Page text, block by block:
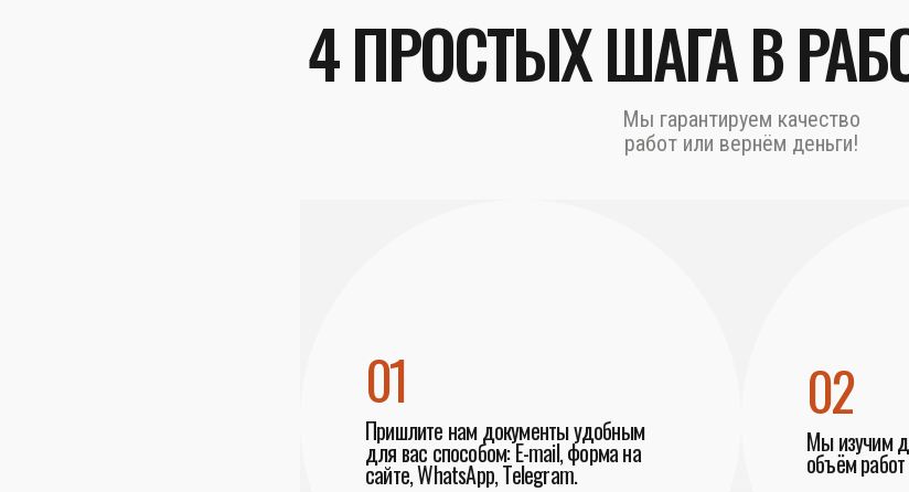
4 ПРОСТЫХ ШАГА В
Мы гарантируем качество
работ или вернём деньги!
01
Пришлите нам документы удобным
для вас способом: E-mail, форма на
сайте, WhatsApp, Telegram.
02
Мы изучим
объём работ